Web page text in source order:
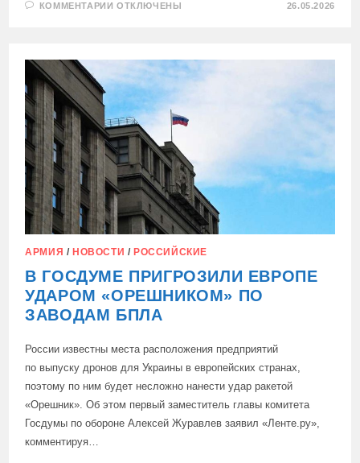
КОММЕНТАРИИ К
РЕЛОКАНТОВ,
КОТОРЫЕ
НАРУШАЮТ
ЗАКОНЫ
РФ
ОТКЛЮЧЕНЫ 26.05.2026
АРМИЯ /НОВОСТИ /РОССИЙСКИЕ
В ГОСДУМЕ ПРИГРОЗИЛИ ЕВРОПЕ
УДАРОМ «ОРЕШНИКОМ» ПО
ЗАВОДАМ БПЛА
России известны места расположения предприятий
по выпуску дронов для Украины в европейских странах,
поэтому по ним будет несложно нанести удар ракетой
«Орешник». Об этом первый заместитель главы комитета
Госдумы по обороне Алексей Журавлев заявил «Ленте.ру»,
комментируя…